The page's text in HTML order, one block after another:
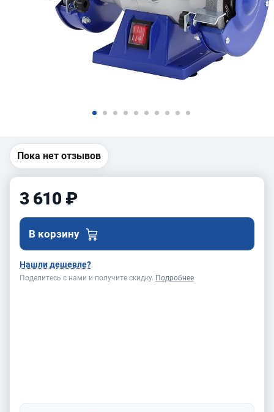
Пока нет отзывов
3 610 ₽
В корзину
Нашли дешевле?
Поделитесь с нами и получите скидку. Подробнее